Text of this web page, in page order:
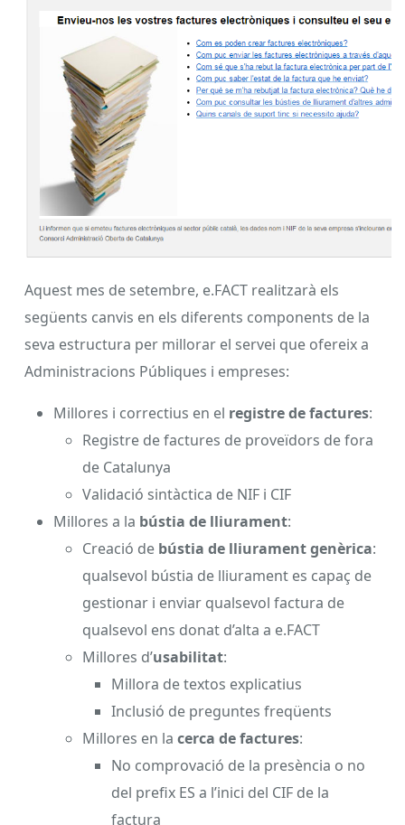
Aquest mes de setembre, e.FACT realitzarà els
següents canvis en els diferents components de la
seva estructura per millorar el servei que ofereix a
Administracions Públiques i empreses:
Millores i correctius en el registre de factures:
Registre de factures de proveïdors de fora
de Catalunya
Validació sintàctica de NIF i CIF
Millores a la bústia de lliurament:
Creació de bústia de lliurament genèrica:
qualsevol bústia de lliurament es capaç de
gestionar i enviar qualsevol factura de
qualsevol ens donat d’alta a e.FACT
Millores d’usabilitat:
Millora de textos explicatius
Inclusió de preguntes freqüents
Millores en la cerca de factures:
No comprovació de la presència o no
del prefix ES a l’inici del CIF de la
factura